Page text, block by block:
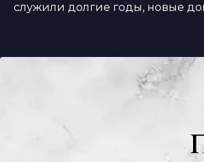
служили долгие годы, новые